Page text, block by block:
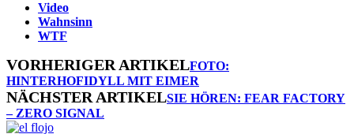
Video
Wahnsinn
WTF
VORHERIGER ARTIKELFOTO:
HINTERHOFIDYLL MIT EIMER
NÄCHSTER ARTIKELSIE HÖREN: FEAR FACTORY
– ZERO SIGNAL